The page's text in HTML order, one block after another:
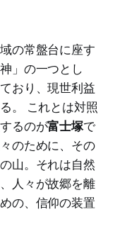
の常盤台に座す
」の一つとし
おり、現世利益
。 これとは対照
るのが富士塚で
のために、その
山。それは自然
人々が故郷を離
の、信仰の装置